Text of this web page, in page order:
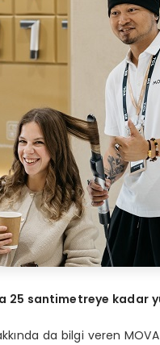
25 santimetreye kadar y
da bilgi veren